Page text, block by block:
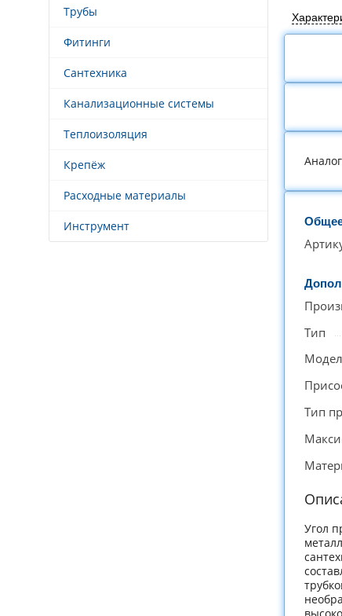
Тип
Тип
Угол
Трубы
Фитинги
Сантехника
Канализационные системы
Теплоизоляция
Крепёж
Расходные материалы
Инструмент